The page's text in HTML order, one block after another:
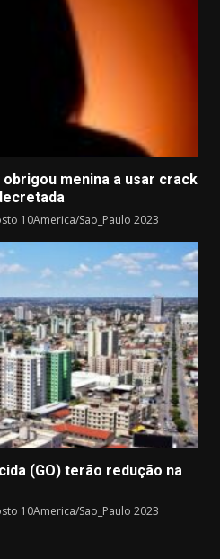
menina a usar crack
10America/Sao_Paulo 2023
(GO) terão redução na
10America/Sao_Paulo 2023